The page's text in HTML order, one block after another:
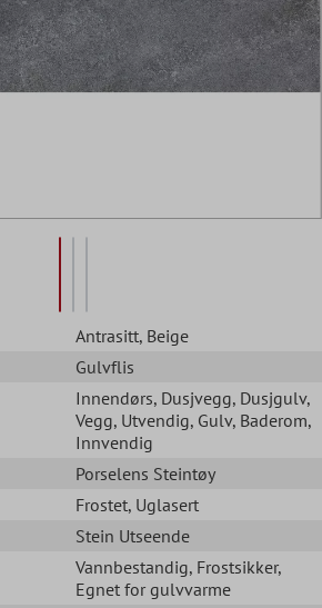
Antrasitt, Beige
Gulvflis
Innendørs, Dusjvegg, Dusjgulv,
Vegg, Utvendig, Gulv, Baderom,
Innvendig
Porselens Steintøy
Frostet, Uglasert
Stein Utseende
Vannbestandig, Frostsikker,
Egnet for gulvvarme